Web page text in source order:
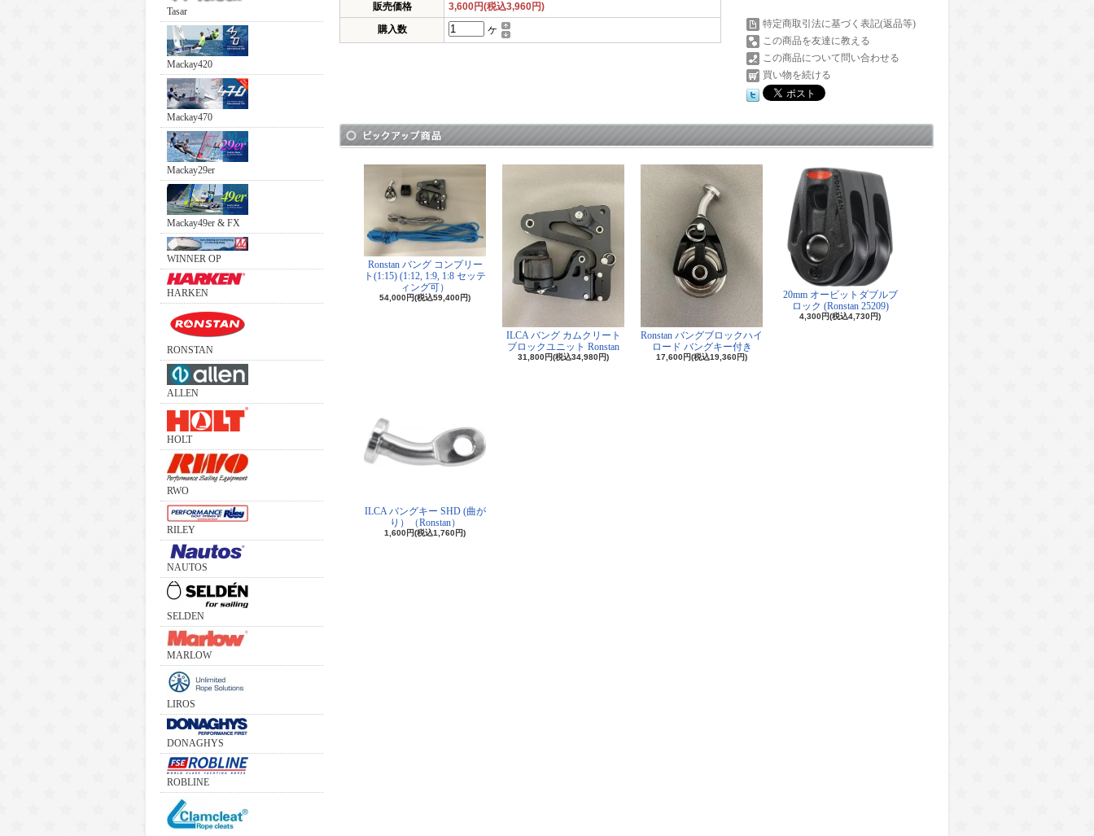
Tasar
Mackay420
Mackay470
Mackay29er
Mackay49er & FX
WINNER OP
HARKEN
RONSTAN
ALLEN
HOLT
RWO
RILEY
NAUTOS
SELDEN
MARLOW
LIROS
DONAGHYS
ROBLINE
販売価格
3,600円(税込3,960円)
購入数
ケ
特定商取引法に基づく表記(返品等)
この商品を友達に教える
この商品について問い合わせる
買い物を続ける
Ronstan バング コンプリー
ト(1:15) (1:12, 1:9, 1:8 セッテ
ィング可）
54,000円(税込59,400円)
ILCA バング カムクリート
ブロックユニット Ronstan
31,800円(税込34,980円)
Ronstan バングブロックハイ
ロード バングキー付き
17,600円(税込19,360円)
20mm オービットダブルブ
ロック (Ronstan 25209)
4,300円(税込4,730円)
ILCA バングキー SHD (曲が
り）（Ronstan）
1,600円(税込1,760円)